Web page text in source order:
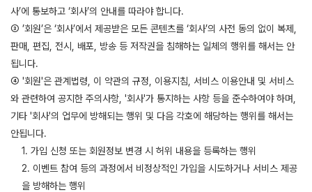
사’에 통보하고 ‘회사’의 안내를 따라야 합니다.
③ ’회원’은 ‘회사’에서 제공받은 모든 콘텐츠를 ‘회사’의 사전 동의 없이 복제,
판매, 편집, 전시, 배포, 방송 등 저작권을 침해하는 일체의 행위를 해서는 안
됩니다.
④ '회원'은 관계법령, 이 약관의 규정, 이용지침, 서비스 이용안내 및 서비스
와 관련하여 공지한 주의사항, '회사'가 통지하는 사항 등을 준수하여야 하며,
기타 '회사'의 업무에 방해되는 행위 및 다음 각호에 해당하는 행위를 해서는
안됩니다.
1. 가입 신청 또는 회원정보 변경 시 허위 내용을 등록하는 행위
2. 이벤트 참여 등의 과정에서 비정상적인 가입을 시도하거나 서비스 제공
을 방해하는 행위